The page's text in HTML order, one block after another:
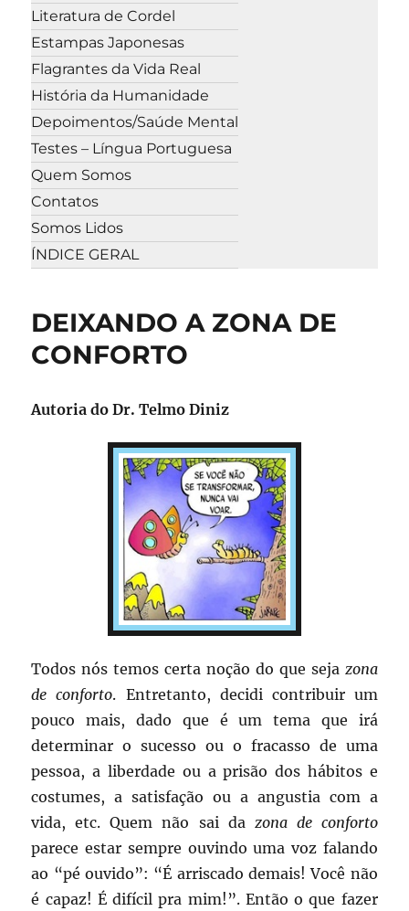
Literatura de Cordel
Estampas Japonesas
Flagrantes da Vida Real
História da Humanidade
Depoimentos/Saúde Mental
Testes – Língua Portuguesa
Quem Somos
Contatos
Somos Lidos
ÍNDICE GERAL
DEIXANDO A ZONA DE
CONFORTO
Autoria do Dr. Telmo Diniz
Todos nós temos certa noção do que seja zona
de conforto. Entretanto, decidi contribuir um
pouco mais, dado que é um tema que irá
determinar o sucesso ou o fracasso de uma
pessoa, a liberdade ou a prisão dos hábitos e
costumes, a satisfação ou a angustia com a
vida, etc. Quem não sai da zona de conforto
parece estar sempre ouvindo uma voz falando
ao “pé ouvido”: “É arriscado demais! Você não
é capaz! É difícil pra mim!”. Então o que fazer